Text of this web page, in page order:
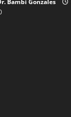
Bambi Gonzales